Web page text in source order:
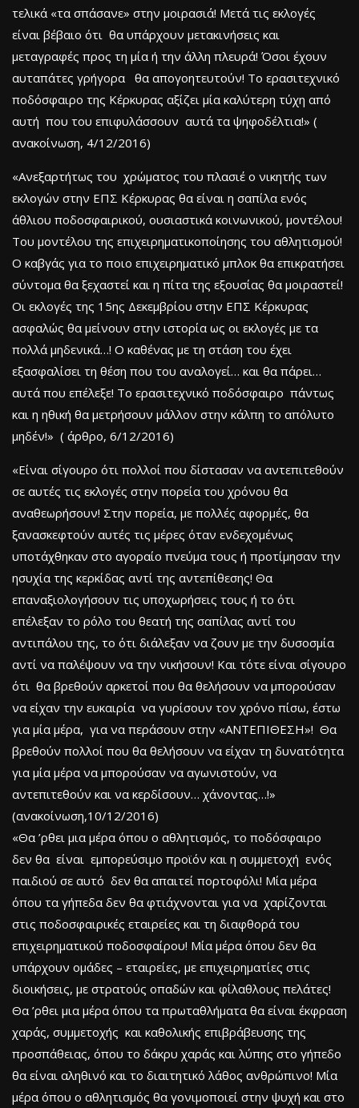
τελικά «τα σπάσανε» στην μοιρασιά! Μετά τις εκλογές
είναι βέβαιο ότι θα υπάρχουν μετακινήσεις και
μεταγραφές προς τη μία ή την άλλη πλευρά! Όσοι έχουν
αυταπάτες γρήγορα θα απογοητευτούν! Το ερασιτεχνικό
ποδόσφαιρο της Κέρκυρας αξίζει μία καλύτερη τύχη από
αυτή που του επιφυλάσσουν αυτά τα ψηφοδέλτια!» (
ανακοίνωση, 4/12/2016)
«Ανεξαρτήτως του χρώματος του πλασιέ ο νικητής των
εκλογών στην ΕΠΣ Κέρκυρας θα είναι η σαπίλα ενός
άθλιου ποδοσφαιρικού, ουσιαστικά κοινωνικού, μοντέλου!
Του μοντέλου της επιχειρηματικοποίησης του αθλητισμού!
Ο καβγάς για το ποιο επιχειρηματικό μπλοκ θα επικρατήσει
σύντομα θα ξεχαστεί και η πίτα της εξουσίας θα μοιραστεί!
Οι εκλογές της 15ης Δεκεμβρίου στην ΕΠΣ Κέρκυρας
ασφαλώς θα μείνουν στην ιστορία ως οι εκλογές με τα
πολλά μηδενικά…! O καθένας με τη στάση του έχει
εξασφαλίσει τη θέση που του αναλογεί… και θα πάρει…
αυτά που επέλεξε! Το ερασιτεχνικό ποδόσφαιρο πάντως
και η ηθική θα μετρήσουν μάλλον στην κάλπη το απόλυτο
μηδέν!» ( άρθρο, 6/12/2016)
«Είναι σίγουρο ότι πολλοί που δίστασαν να αντεπιτεθούν
σε αυτές τις εκλογές στην πορεία του χρόνου θα
αναθεωρήσουν! Στην πορεία, με πολλές αφορμές, θα
ξανασκεφτούν αυτές τις μέρες όταν ενδεχομένως
υποτάχθηκαν στο αγοραίο πνεύμα τους ή προτίμησαν την
ησυχία της κερκίδας αντί της αντεπίθεσης! Θα
επαναξιολογήσουν τις υποχωρήσεις τους ή το ότι
επέλεξαν το ρόλο του θεατή της σαπίλας αντί του
αντιπάλου της, το ότι διάλεξαν να ζουν με την δυσοσμία
αντί να παλέψουν να την νικήσουν! Και τότε είναι σίγουρο
ότι θα βρεθούν αρκετοί που θα θελήσουν να μπορούσαν
να είχαν την ευκαιρία να γυρίσουν τον χρόνο πίσω, έστω
για μία μέρα, για να περάσουν στην «ΑΝΤΕΠΙΘΕΣΗ»! Θα
βρεθούν πολλοί που θα θελήσουν να είχαν τη δυνατότητα
για μία μέρα να μπορούσαν να αγωνιστούν, να
αντεπιτεθούν και να κερδίσουν… χάνοντας…!»
(ανακοίνωση,10/12/2016)
«Θα ’ρθει μια μέρα όπου ο αθλητισμός, το ποδόσφαιρο
δεν θα είναι εμπορεύσιμο προϊόν και η συμμετοχή ενός
παιδιού σε αυτό δεν θα απαιτεί πορτοφόλι! Μία μέρα
όπου τα γήπεδα δεν θα φτιάχνονται για να χαρίζονται
στις ποδοσφαιρικές εταιρείες και τη διαφθορά του
επιχειρηματικού ποδοσφαίρου! Μία μέρα όπου δεν θα
υπάρχουν ομάδες – εταιρείες, με επιχειρηματίες στις
διοικήσεις, με στρατούς οπαδών και φίλαθλους πελάτες!
Θα ’ρθει μια μέρα όπου τα πρωταθλήματα θα είναι έκφραση
χαράς, συμμετοχής και καθολικής επιβράβευσης της
προσπάθειας, όπου το δάκρυ χαράς και λύπης στο γήπεδο
θα είναι αληθινό και το διαιτητικό λάθος ανθρώπινο! Μία
μέρα όπου ο αθλητισμός θα γονιμοποιεί στην ψυχή και στο